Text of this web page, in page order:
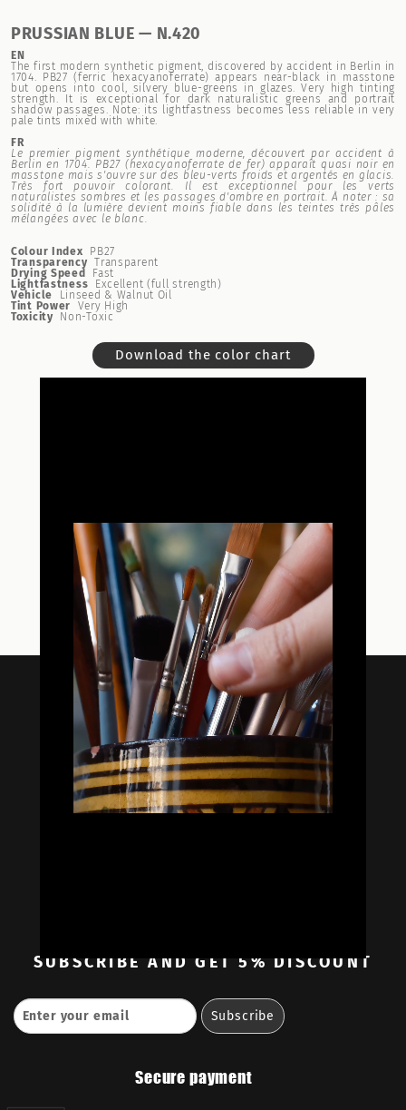
PRUSSIAN BLUE — N.420
EN
The first modern synthetic pigment, discovered by accident in Berlin in
1704. PB27 (ferric hexacyanoferrate) appears near-black in masstone
but opens into cool, silvery blue-greens in glazes. Very high tinting
strength. It is exceptional for dark naturalistic greens and portrait
shadow passages. Note: its lightfastness becomes less reliable in very
pale tints mixed with white.
FR
Le premier pigment synthétique moderne, découvert par accident à
Berlin en 1704. PB27 (hexacyanoferrate de fer) apparaît quasi noir en
masstone mais s'ouvre sur des bleu-verts froids et argentés en glacis.
Très fort pouvoir colorant. Il est exceptionnel pour les verts
naturalistes sombres et les passages d'ombre en portrait. À noter : sa
solidité à la lumière devient moins fiable dans les teintes très pâles
mélangées avec le blanc.
Colour Index
PB27
Transparency Transparent
Drying Speed
Fast
Lightfastness
Excellent (full strength)
Vehicle
Linseed & Walnut Oil
Tint Power
Very High
Toxicity
Non-Toxic
Download the color chart

Oil Colors
Oil Paint Sets
SUBSCRIBE AND GET 5% DISCOUNT
Secure payment